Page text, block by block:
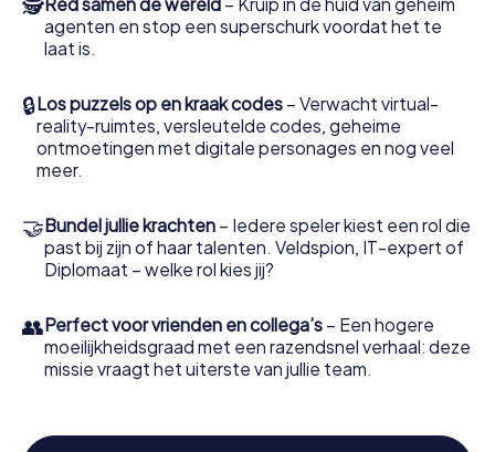
jezelf en jouw team in de hoogste score van Calafell en
krijg toegang tot jouw eigen fotogalerij. De escape game
van myCityHunt verandert Calafell in jouw eigen
wereld van spionage en geheime agenten en verander
Calafell in een escaperoom in de buitenlucht!
agenten en stop een superschurk voordat het te
laat is.
🔒Los puzzels op en kraak codes – Verwacht virtual-
reality-ruimtes, versleutelde codes, geheime
ontmoetingen met digitale personages en nog veel
meer.
🤝Bundel jullie krachten – Iedere speler kiest een rol die
past bij zijn of haar talenten. Veldspion, IT-expert of
Diplomaat – welke rol kies jij?
👥Perfect voor vrienden en collega’s – Een hogere
moeilijkheidsgraad met een razendsnel verhaal: deze
missie vraagt het uiterste van jullie team.